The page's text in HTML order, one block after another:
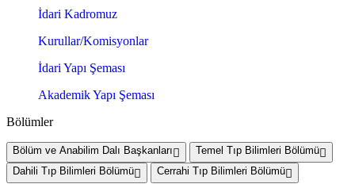
İdari Kadromuz
Kurullar/Komisyonlar
İdari Yapı Şeması
Akademik Yapı Şeması
Bölümler
Bölüm ve Anabilim Dalı Başkanları
Temel Tıp Bilimleri Bölümü
Dahili Tıp Bilimleri Bölümü
Cerrahi Tıp Bilimleri Bölümü